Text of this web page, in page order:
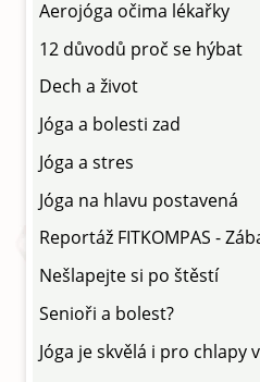
Aerojóga očima lékařky
12 důvodů proč se hýbat
Dech a život
Jóga a bolesti zad
Jóga a stres
Jóga na hlavu postavená
Reportáž FITKOMPAS -
Nešlapejte si po štěstí
Senioři a bolest?
Jóga je skvělá i pro chlapy